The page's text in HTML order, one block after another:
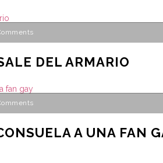
DEL ARMARIO
A UNA FAN